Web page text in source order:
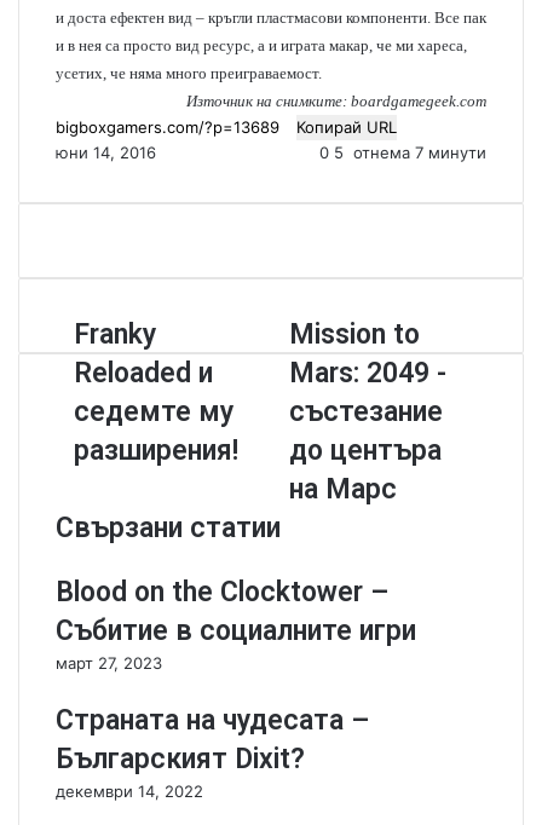
и доста ефектен вид – кръгли пластмасови компоненти. Все пак
и в нея са просто вид ресурс, а и играта макар, че ми хареса,
усетих, че няма много преиграваемост.
Източник на снимките: boardgamegeek.com
Копирай URL
юни 14, 2016
0 5 отнема 7 минути
F
r
a
n
y
a
d
e
d
е
д
е
Franky
Reloaded и
седемте му
разширения!
M
i
s
s
o
n
a
r
4
9
Mission to
Mars: 2049 -
състезание
до центъра
на Марс
Свързани статии
Blood on the Clocktower –
Събитие в социалните игри
март 27, 2023
Страната на чудесата –
Българският Dixit?
декември 14, 2022